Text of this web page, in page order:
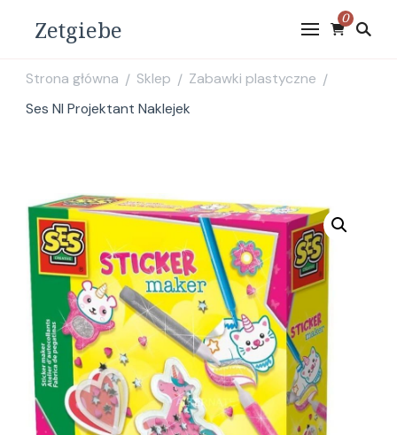
Zetgiebe 0
Strona główna / Sklep / Zabawki plastyczne /
Ses Nl Projektant Naklejek